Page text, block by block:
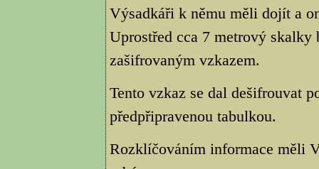
Výsadkáři k němu měli dojít a
Uprostřed cca 7 metrový skalky
zašifrovaným vzkazem.
Tento vzkaz se dal dešifrouvat
předpřipravenou tabulkou.
Rozklíčováním informace měli